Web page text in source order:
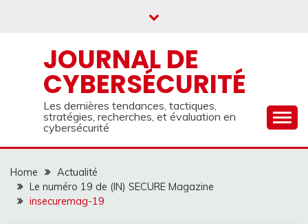
JOURNAL DE
CYBERSÉCURITÉ
Les dernières tendances, tactiques,
stratégies, recherches, et évaluation en
cybersécurité
Home
Actualité
Le numéro 19 de (IN) SECURE Magazine
insecuremag-19